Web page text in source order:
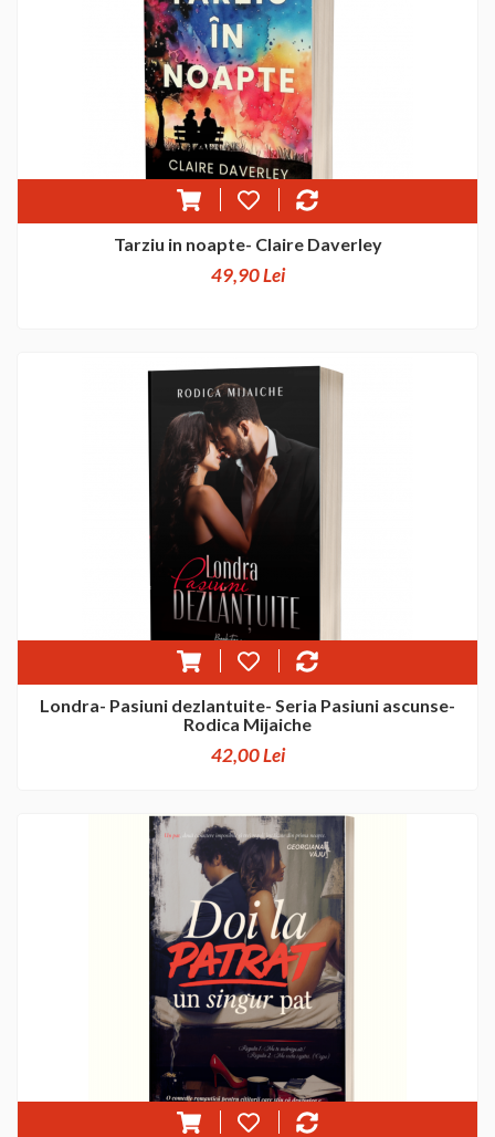
Tarziu in noapte- Claire Daverley
49,90 Lei
Londra- Pasiuni dezlantuite- Seria Pasiuni ascunse-
Rodica Mijaiche
42,00 Lei